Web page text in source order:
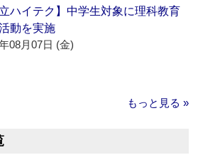
立ハイテク】中学生対象に理科教育
動を実施
08月07日 (金)
もっと見る »